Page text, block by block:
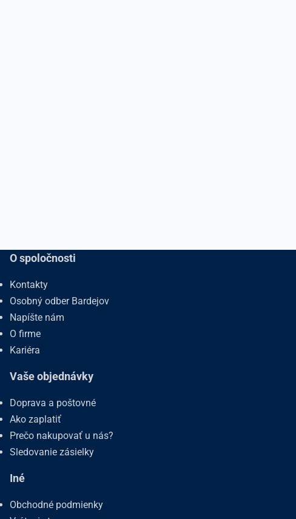
O spoločnosti
Kontakty
Osobný odber Bardejov
Napíšte nám
O firme
Kariéra
Vaše objednávky
Doprava a poštovné
Ako zaplatiť
Prečo nakupovať u nás?
Sledovanie zásielky
Iné
Obchodné podmienky